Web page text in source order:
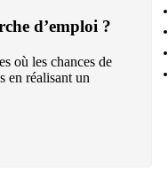
d’emploi ?
où les chances de
en réalisant un